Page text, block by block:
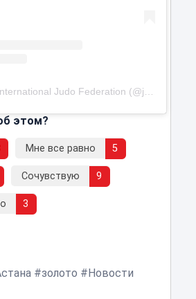
этом?
Мне все равно 5
Сочувствую 9
3
золото
Новости